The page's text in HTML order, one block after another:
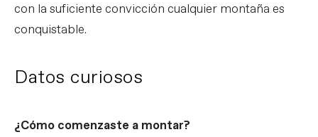
con la suficiente convicción cualquier montaña es
conquistable.
Datos curiosos
¿Cómo comenzaste a montar?